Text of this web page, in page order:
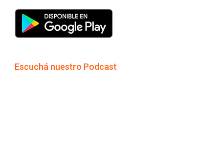
Escuchá nuestro Podcast